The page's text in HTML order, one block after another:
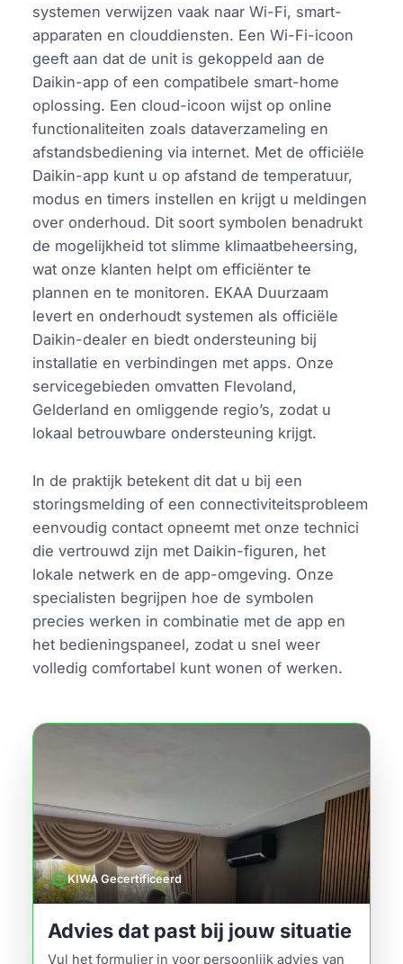
systemen verwijzen vaak naar Wi-Fi, smart-
apparaten en clouddiensten. Een Wi-Fi-icoon
geeft aan dat de unit is gekoppeld aan de
Daikin-app of een compatibele smart-home
oplossing. Een cloud-icoon wijst op online
functionaliteiten zoals dataverzameling en
afstandsbediening via internet. Met de officiële
Daikin-app kunt u op afstand de temperatuur,
modus en timers instellen en krijgt u meldingen
over onderhoud. Dit soort symbolen benadrukt
de mogelijkheid tot slimme klimaatbeheersing,
wat onze klanten helpt om efficiënter te
plannen en te monitoren. EKAA Duurzaam
levert en onderhoudt systemen als officiële
Daikin-dealer en biedt ondersteuning bij
installatie en verbindingen met apps. Onze
servicegebieden omvatten Flevoland,
Gelderland en omliggende regio’s, zodat u
lokaal betrouwbare ondersteuning krijgt.
In de praktijk betekent dit dat u bij een
storingsmelding of een connectiviteitsprobleem
eenvoudig contact opneemt met onze technici
die vertrouwd zijn met Daikin-figuren, het
lokale netwerk en de app-omgeving. Onze
specialisten begrijpen hoe de symbolen
precies werken in combinatie met de app en
het bedieningspaneel, zodat u snel weer
volledig comfortabel kunt wonen of werken.
verifiedKIWA Gecertificeerd
Advies dat past bij jouw situatie
Vul het formulier in voor persoonlijk advies van